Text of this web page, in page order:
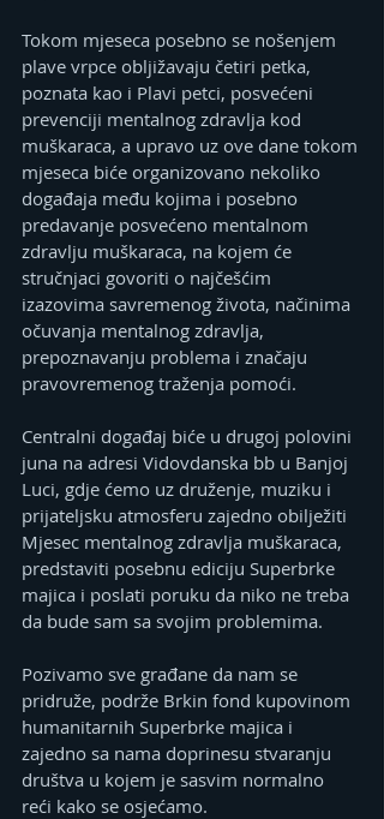
Tokom mjeseca posebno se nošenjem
plave vrpce obljižavaju četiri petka,
poznata kao i Plavi petci, posvećeni
prevenciji mentalnog zdravlja kod
muškaraca, a upravo uz ove dane tokom
mjeseca biće organizovano nekoliko
događaja među kojima i posebno
predavanje posvećeno mentalnom
zdravlju muškaraca, na kojem će
stručnjaci govoriti o najčešćim
izazovima savremenog života, načinima
očuvanja mentalnog zdravlja,
prepoznavanju problema i značaju
pravovremenog traženja pomoći.
Centralni događaj biće u drugoj polovini
juna na adresi Vidovdanska bb u Banjoj
Luci, gdje ćemo uz druženje, muziku i
prijateljsku atmosferu zajedno obilježiti
Mjesec mentalnog zdravlja muškaraca,
predstaviti posebnu ediciju Superbrke
majica i poslati poruku da niko ne treba
da bude sam sa svojim problemima.
Pozivamo sve građane da nam se
pridruže, podrže Brkin fond kupovinom
humanitarnih Superbrke majica i
zajedno sa nama doprinesu stvaranju
društva u kojem je sasvim normalno
reći kako se osjećamo.